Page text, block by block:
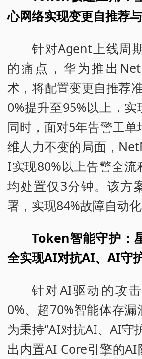
心网络实现变更自推荐
针对Agent上线周
的痛点，华为推出
术，将配置变更自推荐
0%提升至95%以上，实
同时，面对5年告警工单
维人力不变的局面，
I实现80%以上告警全流
均处置仅3分钟。该方
署，实现84%故障自动化
Token智能守护：
全实现AI对抗AI、AI守
针对AI驱动的攻
0%、超70%智能体存
为秉持“AI对抗AI、AI守
出内置AI Core引擎的AI